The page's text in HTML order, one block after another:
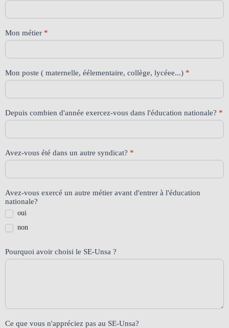
Mon métier *
Mon poste ( maternelle, éélementaire, collège, lycéee...) *
Depuis combien d'année exercez-vous dans l'éducation nationale? *
Avez-vous été dans un autre syndicat? *
Avez-vous exercé un autre métier avant d'entrer à l'éducation
nationale?
oui
non
Pourquoi avoir choisi le SE-Unsa ?
Ce que vous n'appréciez pas au SE-Unsa?